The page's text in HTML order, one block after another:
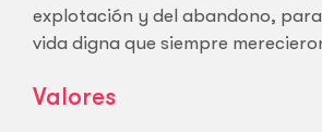
explotación y del abandono,
vida digna que siempre
Valores